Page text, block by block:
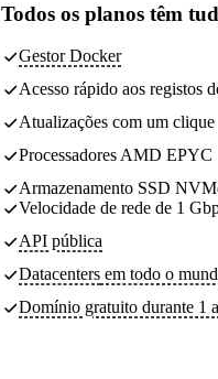
Todos os planos têm
Gestor Docker
Acesso rápido aos registos
Atualizações com um clique
Processadores AMD EPYC
Armazenamento SSD
Velocidade de rede de 1
API pública
Datacenters em todo o
Domínio gratuito durante 1